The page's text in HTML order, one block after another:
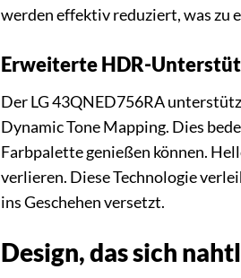
werden effektiv reduziert, was zu
Erweiterte HDR-
Der LG 43QNED756RA
Dynamic Tone Mapping. Dies
Farbpalette genießen können.
verlieren. Diese Technologie
ins Geschehen versetzt.
Design, das sich